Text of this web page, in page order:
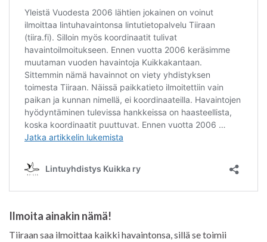
Ilmoita ainakin nämä!
Tiiraan saa ilmoittaa kaikki havaintonsa, sillä se toimii